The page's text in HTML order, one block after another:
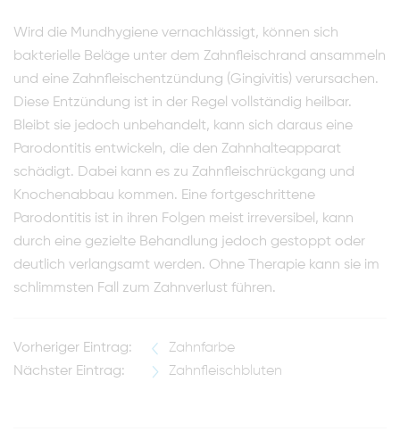
Wird die Mundhygiene vernachlässigt, können sich
bakterielle Beläge unter dem Zahnfleischrand ansammeln
und eine Zahnfleischentzündung (Gingivitis) verursachen.
Diese Entzündung ist in der Regel vollständig heilbar.
Bleibt sie jedoch unbehandelt, kann sich daraus eine
Parodontitis entwickeln, die den Zahnhalteapparat
schädigt. Dabei kann es zu Zahnfleischrückgang und
Knochenabbau kommen. Eine fortgeschrittene
Parodontitis ist in ihren Folgen meist irreversibel, kann
durch eine gezielte Behandlung jedoch gestoppt oder
deutlich verlangsamt werden. Ohne Therapie kann sie im
schlimmsten Fall zum Zahnverlust führen.
Vorheriger Eintrag:
Zahnfarbe
Nächster Eintrag:
Zahnfleischbluten